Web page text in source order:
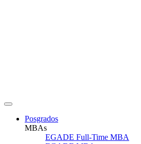
Posgrados
MBAs
EGADE Full-Time MBA